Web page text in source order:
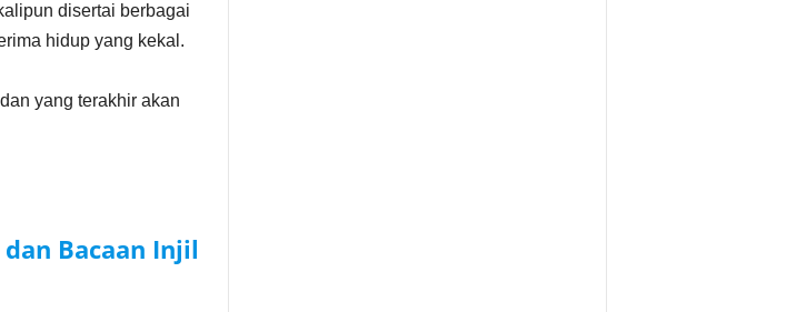
disertai berbagai
hidup yang kekal.
yang terakhir akan
Bacaan Injil